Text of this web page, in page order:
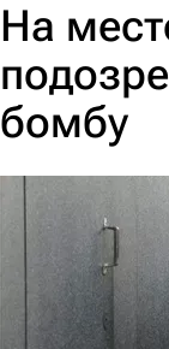
На
бомбу